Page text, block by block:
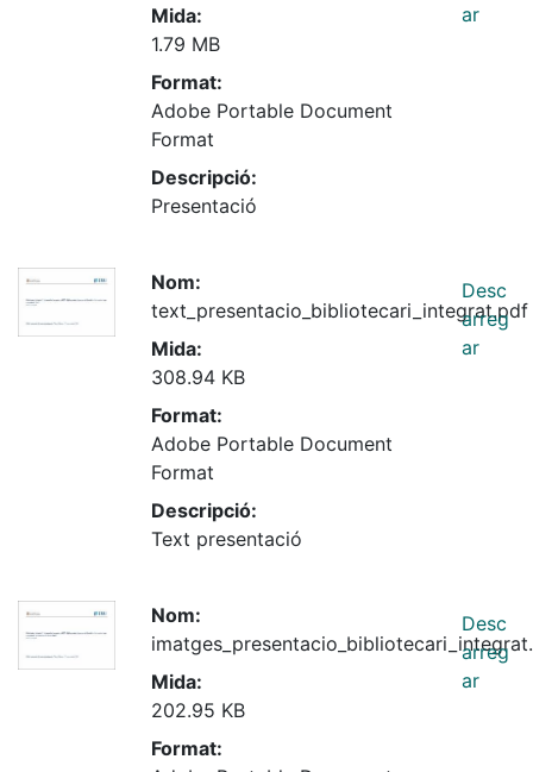
Mida:
1.79 MB
Format:
Adobe Portable Document
Format
Descripció:
Presentació
ar
Nom:
text_presentacio_bibliotecari_integrat.pdf
Mida:
308.94 KB
Format:
Adobe Portable Document
Format
Descripció:
Text presentació
Desc
arreg
ar
Nom:
Mida:
202.95 KB
Format:
Desc
arreg
ar